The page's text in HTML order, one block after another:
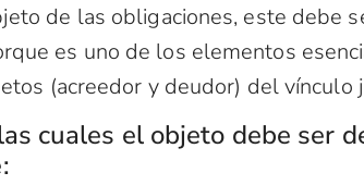
de las obligaciones, este debe
es uno de los elementos
(acreedor y deudor) del vínculo
cuales el objeto debe ser